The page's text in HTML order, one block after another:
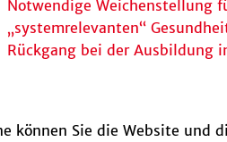
Notwendige Weichenstellung
„systemrelevanten“
Rückgang bei der Ausbildung
können Sie die Website und